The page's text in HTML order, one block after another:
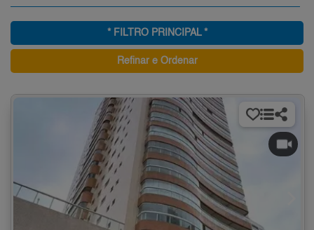
* FILTRO PRINCIPAL *
Refinar e Ordenar